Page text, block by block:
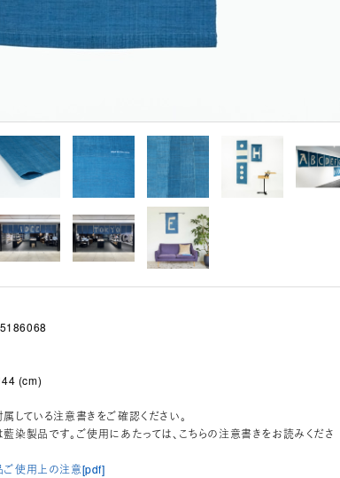
(cm)
している注意書きをご確認ください。
染製品です。ご使用にあたっては、こちらの注意書きをお読みくださ
ご使用上の注意[pdf]